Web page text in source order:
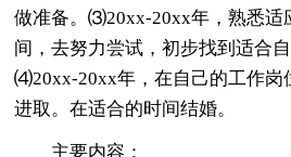
做准备。⑶20xx-20xx年，熟悉适
间，去努力尝试，初步找到适合自
⑷20xx-20xx年，在自己的工作岗
进取。在适合的时间结婚。
主要内容：